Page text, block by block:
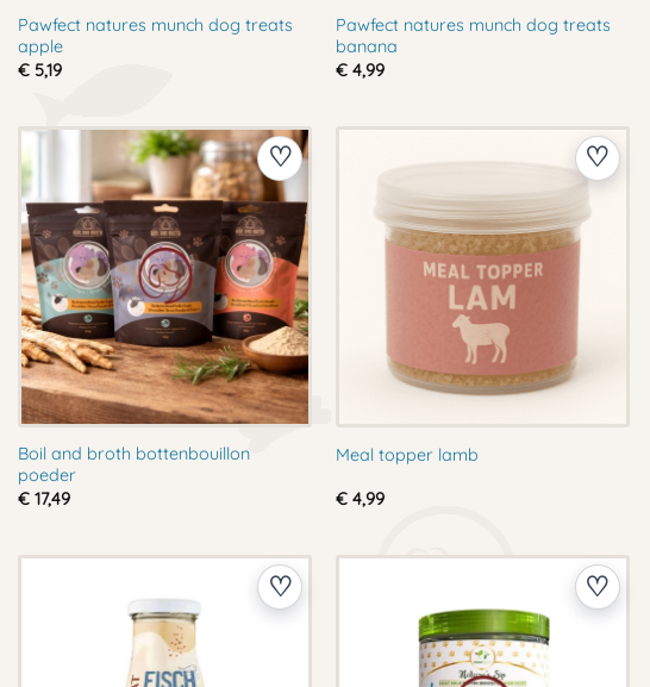
Pawfect natures munch dog treats
apple
€5,19
Pawfect natures munch dog treats
banana
€4,99
Boil and broth bottenbouillon
poeder
€17,49
Meal topper lamb
€4,99